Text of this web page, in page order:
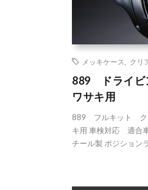
メッキケース クリ
889 ドライビ
ワサキ用
889 フルキット ク
キ用 車検対応 適合
チール製 ポジション